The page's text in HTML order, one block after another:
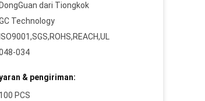
DongGuan dari Tiongkok
Technology
ISO9001,SGS,ROHS,REACH,UL
034
& pengiriman:
100 PCS